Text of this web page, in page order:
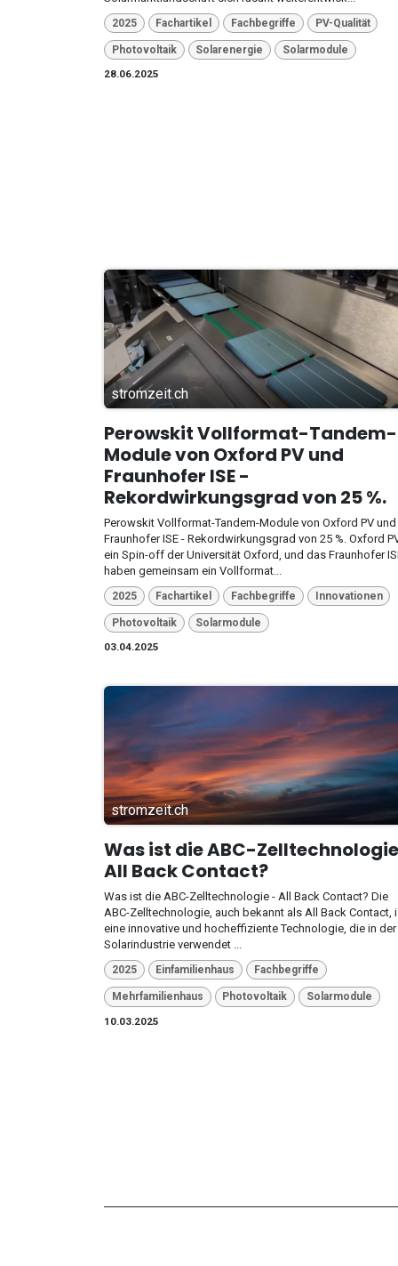
2025 Fachartikel Fachbegriffe PV-Qualität
Photovoltaik Solarenergie
Solarmodule
28.06.2025
stromzeit.ch
Perowskit Vollformat-Tandem-
Module von Oxford PV und
Fraunhofer ISE -
Rekordwirkungsgrad von 25 %.
Perowskit Vollformat-Tandem-Module von Oxford PV und
Fraunhofer ISE - Rekordwirkungsgrad von 25 %. Oxford
ein Spin-off der Universität Oxford, und das Fraunhofer
haben gemeinsam ein Vollformat...
2025 Fachartikel Fachbegriffe Innovationen
Photovoltaik
Solarmodule
03.04.2025
stromzeit.ch
Was ist die ABC-
All Back Contact?
Was ist die ABC-Zelltechnologie - All Back Contact? Die
ABC-Zelltechnologie, auch bekannt als All Back Contact,
eine innovative und hocheffiziente Technologie, die in der
Solarindustrie verwendet ...
2025 Einfamilienhaus Fachbegriffe
Mehrfamilienhaus Photovoltaik
Solarmodule
10.03.2025